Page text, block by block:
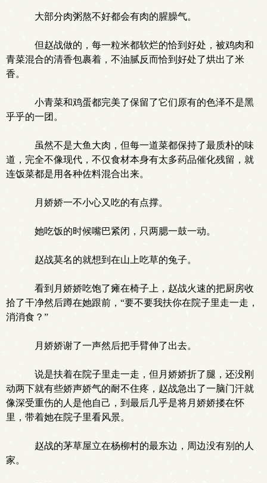
大部分肉粥熬不好都会有肉的腥臊气。
但赵战做的，每一粒米都软烂的恰到好处，被鸡肉和
青菜混合的清香包裹着，不油腻反而恰到好处了烘出了米
香。
小青菜和鸡蛋都完美了保留了它们原有的色泽不是黑
乎乎的一团。
虽然不是大鱼大肉，但每一道菜都保持了最质朴的味
道，完全不像现代，不仅食材本身有太多药品催化残留，就
连饭菜都是用各种佐料混合出来。
月娇娇一不小心又吃的有点撑。
她吃饭的时候嘴巴紧闭，只两腮一鼓一动。
赵战莫名的就想到在山上吃草的兔子。
看到月娇娇吃饱了瘫在椅子上，赵战火速的把厨房收
拾了干净然后蹲在她跟前，“要不要我扶你在院子里走一走，
消消食？”
月娇娇谢了一声然后把手臂伸了出去。
说是扶着在院子里走一走，但月娇娇折了腿，还没刚
动两下就有些娇声娇气的耐不住疼，赵战急出了一脑门汗就
像深受重伤的人是他自己，到最后几乎是将月娇娇搂在怀
里，带着她在院子里看风景。
赵战的茅草屋立在杨柳村的最东边，周边没有别的人
家。